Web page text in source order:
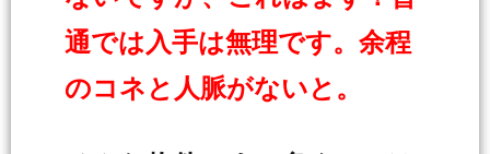
通では入手は無理です。余程
のコネと人脈がないと。